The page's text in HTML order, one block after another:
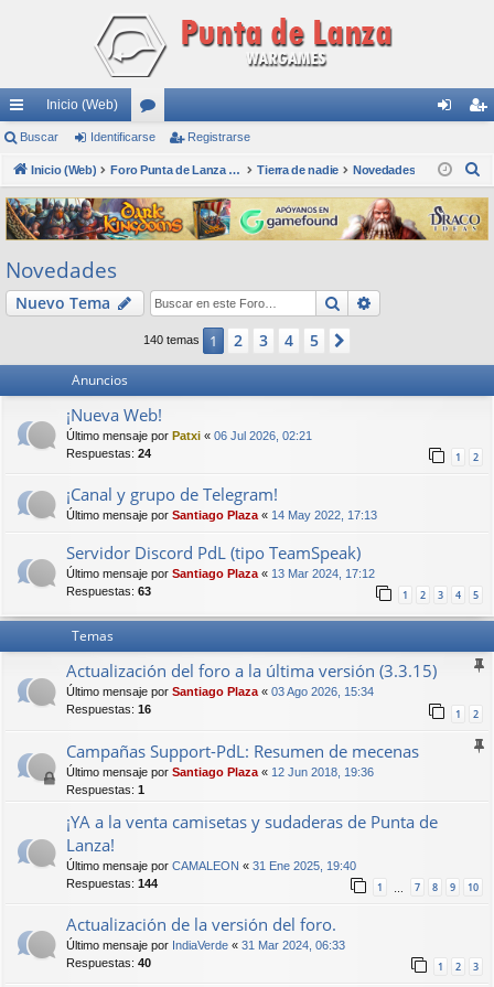
nl
ac
es
rá
pi
do
Inicio (Web)
or
os nti
fic
ar
ist
ra
rs
Buscar Identificarse Registrarse
Inicio (Web) Foro Punta de Lanza Wargames Tierra de nadie Novedades
s
c
Novedades
Nuevo Tema Buscar
140 temas 1 2 3 4 5
Anuncios
¡Nueva Web!
Último mensaje por Patxi « 06 Jul 2026, 02:21
Respuestas: 24 1 2
¡Canal y grupo de Telegram!
Último mensaje por Santiago Plaza « 14 May 2022, 17:13
Servidor Discord PdL (tipo TeamSpeak)
Último mensaje por Santiago Plaza « 13 Mar 2024, 17:12
Respuestas: 63 1 2 3 4 5
Temas
Actualización del foro a la última versión (3.3.15)
Último mensaje por Santiago Plaza« 03 Ago 2026, 15:34
Respuestas: 16 1 2
Campañas Support-PdL: Resumen de mecenas
Último mensaje por Santiago Plaza « 12 Jun 2018, 19:36
Respuestas: 1
¡YA a la venta camisetas y sudaderas de Punta de
Lanza!
Último mensaje por CAMALEON « 31 Ene 2025, 19:40
Respuestas: 144 1 7 8 9 10
Actualización de la versión del foro.
Último mensaje por IndiaVerde « 31 Mar 2024, 06:33
Respuestas: 40 1 2 3